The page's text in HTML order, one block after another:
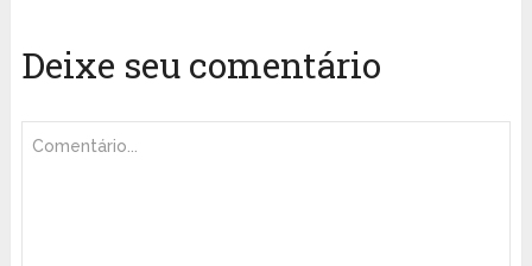
Deixe seu comentário